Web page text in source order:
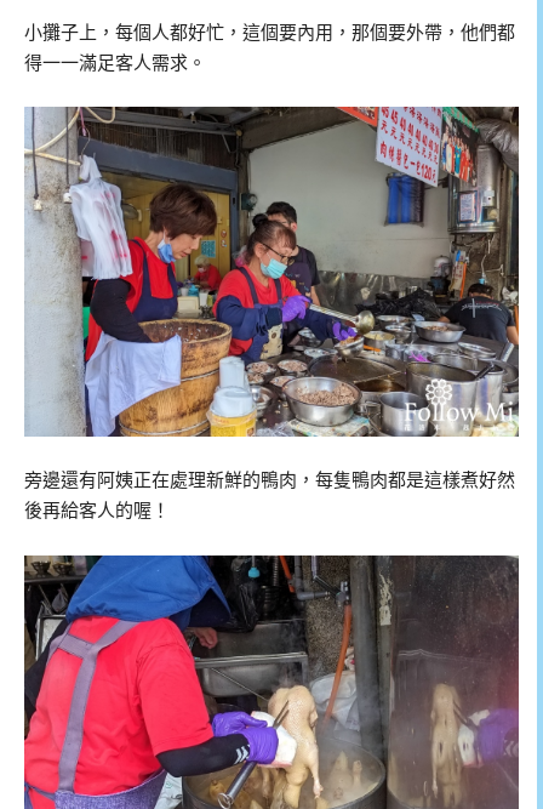
小攤子上，每個人都好忙，這個要內用，那個要外帶，他們都
得一一滿足客人需求。
旁邊還有阿姨正在處理新鮮的鴨肉，每隻鴨肉都是這樣煮好然
後再給客人的喔！